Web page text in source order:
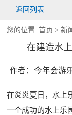
返回列表
您的位置: 首页 >新
在建造水
作者：今年会游
在炎炎夏日，水上
一个成功的水上乐